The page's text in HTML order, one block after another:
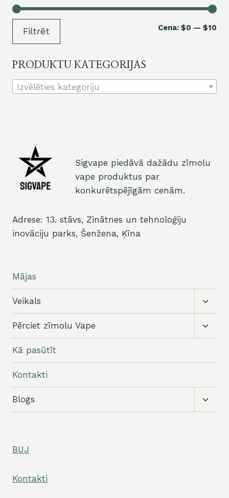
Filtrēt Cena: $0 — $10
PRODUKTU KATEGORIJAS
Izvēlēties kategoriju
Sigvape piedāvā dažādu zīmolu
vape produktus par
konkurētspējīgām cenām.
Adrese: 13. stāvs, Zinātnes un tehnoloģiju
inovāciju parks, Šenžena, Ķīna
Mājas
Veikals
Pērciet zīmolu Vape
Kā pasūtīt
Kontakti
Blogs
BUJ
Kontakti